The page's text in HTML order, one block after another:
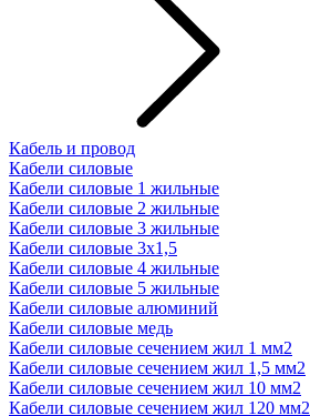
Кабель и провод
Кабели силовые
Кабели силовые 1 жильные
Кабели силовые 2 жильные
Кабели силовые 3 жильные
Кабели силовые 3х1,5
Кабели силовые 4 жильные
Кабели силовые 5 жильные
Кабели силовые алюминий
Кабели силовые медь
Кабели силовые сечением жил 1 мм2
Кабели силовые сечением жил 1,5 мм2
Кабели силовые сечением жил 10 мм2
Кабели силовые сечением жил 120 мм2